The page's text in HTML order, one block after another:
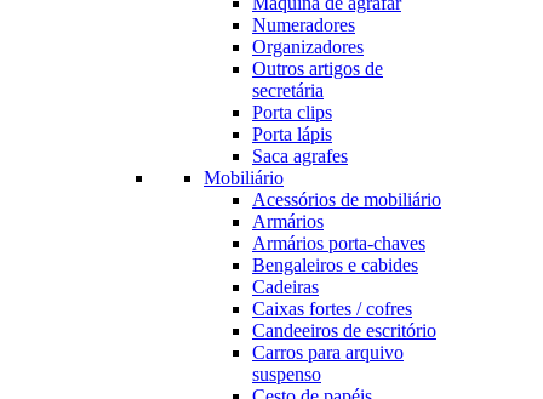
Numeradores
Organizadores
Outros artigos de
secretária
Porta clips
Porta lápis
Saca agrafes
Mobiliário
Acessórios de mobiliário
Armários
Armários porta-chaves
Bengaleiros e cabides
Cadeiras
Caixas fortes / cofres
Candeeiros de escritório
Carros para arquivo
suspenso